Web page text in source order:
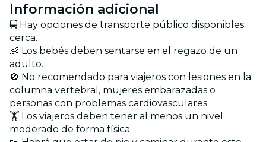
Información adicional
🚍 Hay opciones de transporte público disponibles
cerca.
👶 Los bebés deben sentarse en el regazo de un
adulto.
🚫 No recomendado para viajeros con lesiones en la
columna vertebral, mujeres embarazadas o
personas con problemas cardiovasculares.
🏋️ Los viajeros deben tener al menos un nivel
moderado de forma física.